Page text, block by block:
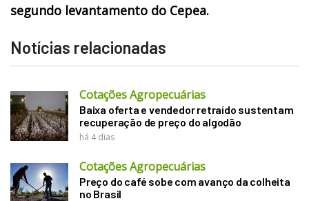
segundo levantamento do Cepea.
Notícias relacionadas
Cotações Agropecuárias
Baixa oferta e vendedor retraído sustentam
recuperação de preço do algodão
há 4 dias
Cotações Agropecuárias
Preço do café sobe com avanço da colheita
no Brasil